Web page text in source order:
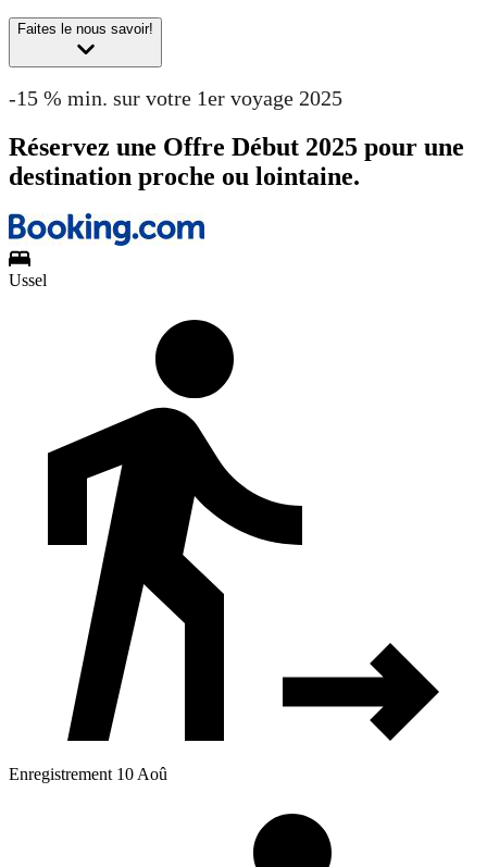
Faites le nous savoir!
-15 % min. sur votre 1er voyage 2025
Réservez une Offre Début 2025 pour une
destination proche ou lointaine.
Ussel
Enregistrement 10 Aoû